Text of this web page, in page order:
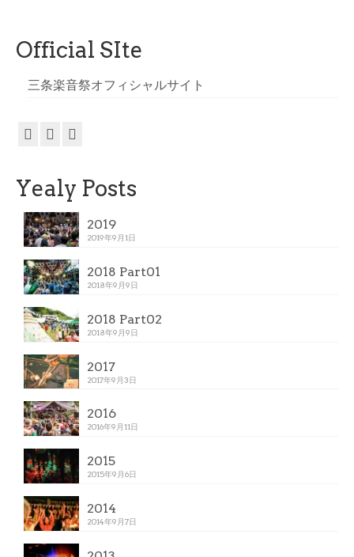
Official SIte
三条楽音祭オフィシャルサイト
Yealy Posts
2019
2019年9月1日
2018 Part01
2018年9月9日
2018 Part02
2018年9月9日
2017
2017年9月3日
2016
2016年9月11日
2015
2015年9月6日
2014
2014年9月7日